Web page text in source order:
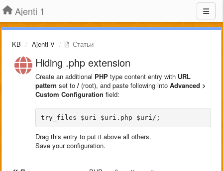
Ajenti 1
KB Ajenti V Статьи
Hiding .php extension
Create an additional PHP type content entry with URL
pattern set to / (root), and paste following into Advanced >
Custom Configuration field:
Drag this entry to put it above all others.
Save your configuration.